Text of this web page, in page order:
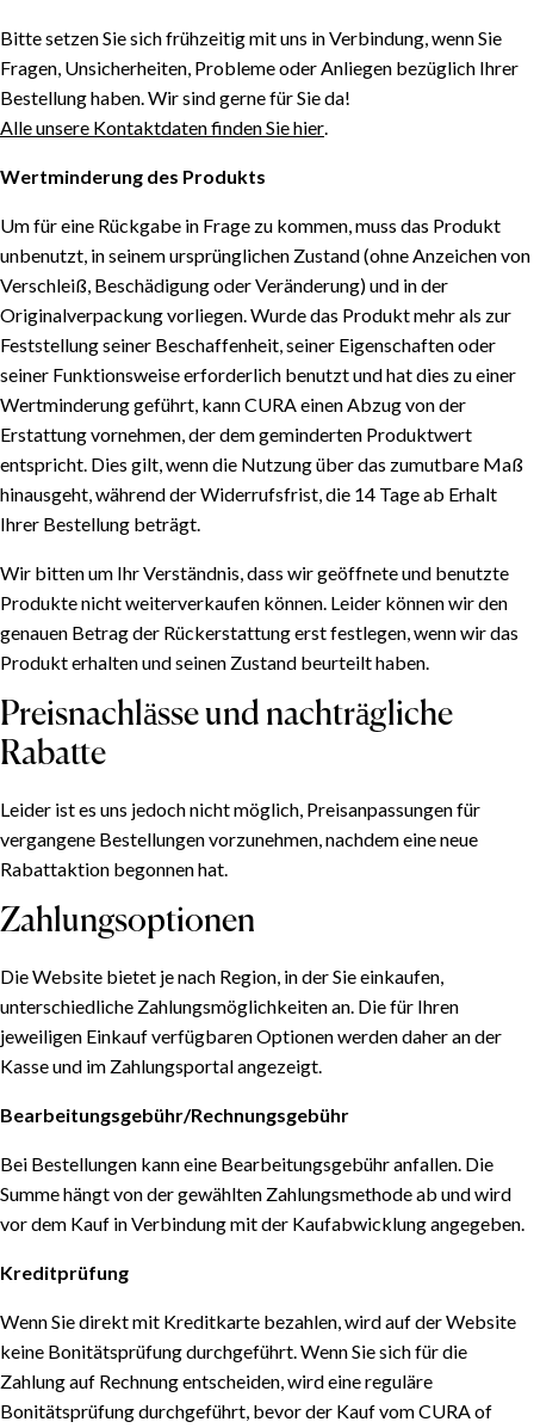
Bitte setzen Sie sich frühzeitig mit uns in Verbindung, wenn Sie
Fragen, Unsicherheiten, Probleme oder Anliegen bezüglich Ihrer
Bestellung haben. Wir sind gerne für Sie da!
Alle unsere Kontaktdaten finden Sie hier.
Wertminderung des Produkts
Um für eine Rückgabe in Frage zu kommen, muss das Produkt
unbenutzt, in seinem ursprünglichen Zustand (ohne Anzeichen von
Verschleiß, Beschädigung oder Veränderung) und in der
Originalverpackung vorliegen. Wurde das Produkt mehr als zur
Feststellung seiner Beschaffenheit, seiner Eigenschaften oder
seiner Funktionsweise erforderlich benutzt und hat dies zu einer
Wertminderung geführt, kann CURA einen Abzug von der
Erstattung vornehmen, der dem geminderten Produktwert
entspricht. Dies gilt, wenn die Nutzung über das zumutbare Maß
hinausgeht, während der Widerrufsfrist, die 14 Tage ab Erhalt
Ihrer Bestellung beträgt.
Wir bitten um Ihr Verständnis, dass wir geöffnete und benutzte
Produkte nicht weiterverkaufen können. Leider können wir den
genauen Betrag der Rückerstattung erst festlegen, wenn wir das
Produkt erhalten und seinen Zustand beurteilt haben.
Preisnachlässe und nachträgliche
Rabatte
Leider ist es uns jedoch nicht möglich, Preisanpassungen für
vergangene Bestellungen vorzunehmen, nachdem eine neue
Rabattaktion begonnen hat.
Zahlungsoptionen
Die Website bietet je nach Region, in der Sie einkaufen,
unterschiedliche Zahlungsmöglichkeiten an. Die für Ihren
jeweiligen Einkauf verfügbaren Optionen werden daher an der
Kasse und im Zahlungsportal angezeigt.
Bearbeitungsgebühr/Rechnungsgebühr
Bei Bestellungen kann eine Bearbeitungsgebühr anfallen. Die
Summe hängt von der gewählten Zahlungsmethode ab und wird
vor dem Kauf in Verbindung mit der Kaufabwicklung angegeben.
Kreditprüfung
Wenn Sie direkt mit Kreditkarte bezahlen, wird auf der Website
keine Bonitätsprüfung durchgeführt. Wenn Sie sich für die
Zahlung auf Rechnung entscheiden, wird eine reguläre
Bonitätsprüfung durchgeführt, bevor der Kauf vom CURA of